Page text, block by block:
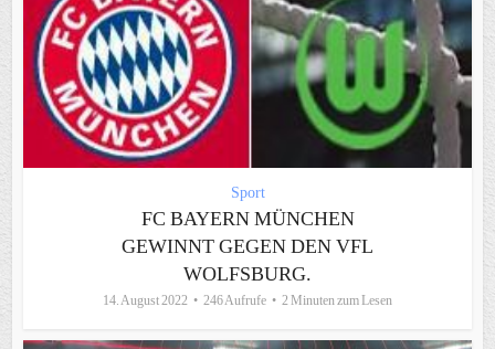
Sport
FC BAYERN MÜNCHEN
GEWINNT GEGEN DEN VFL
WOLFSBURG.
14. August 2022 246 Aufrufe 2 Minuten zum Lesen